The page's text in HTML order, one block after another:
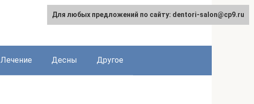
Лечение Десны Другое
Для любых предложений по сайту: dentori-salon@cp9.ru